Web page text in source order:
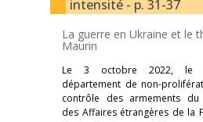
intensité - p. 31-37
La guerre en Ukraine et le
Maurin
Le 3 octobre 2022, le
département de non-
contrôle des armements du
des Affaires étrangères de la